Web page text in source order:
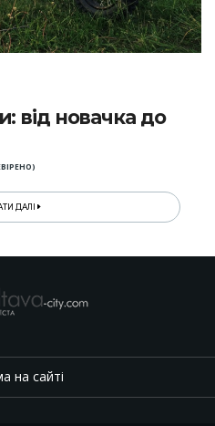
від новачка до
ДАЛІ
на сайті